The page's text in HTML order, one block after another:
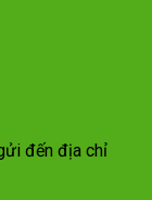
đến địa chỉ